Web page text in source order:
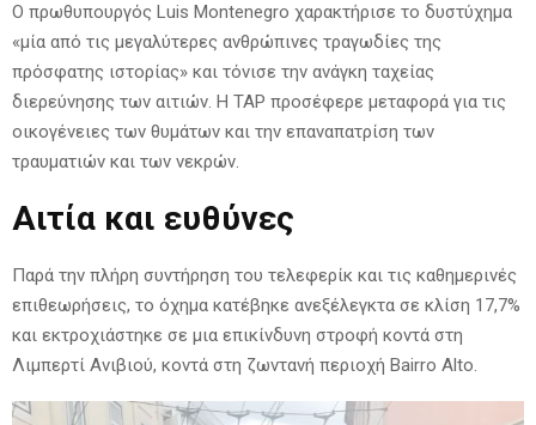
Ο πρωθυπουργός Luis Montenegro χαρακτήρισε το δυστύχημα
«μία από τις μεγαλύτερες ανθρώπινες τραγωδίες της
πρόσφατης ιστορίας» και τόνισε την ανάγκη ταχείας
διερεύνησης των αιτιών. Η TAP προσέφερε μεταφορά για τις
οικογένειες των θυμάτων και την επαναπατρίση των
τραυματιών και των νεκρών.
Αιτία και ευθύνες
Παρά την πλήρη συντήρηση του τελεφερίκ και τις καθημερινές
επιθεωρήσεις, το όχημα κατέβηκε ανεξέλεγκτα σε κλίση 17,7%
και εκτροχιάστηκε σε μια επικίνδυνη στροφή κοντά στη
Λιμπερτί Ανιβιού, κοντά στη ζωντανή περιοχή Bairro Alto.